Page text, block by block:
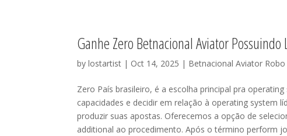
Ganhe Zero Betnacional Aviator
by lostartist | Oct 14, 2025 | Betnacional Aviator
Zero País brasileiro, é a escolha principal pra
capacidades e decidir em relação à operating system
produzir suas apostas. Oferecemos a opção de
additional ao procedimento. Após o término perform